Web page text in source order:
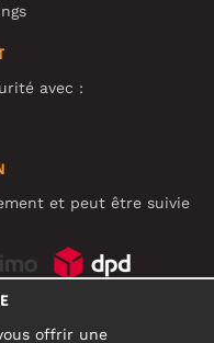
avec :
et peut être suivie
offrir une